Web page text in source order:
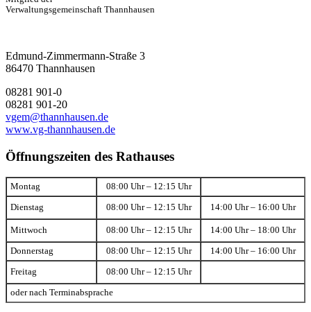
Verwaltungsgemeinschaft Thannhausen
Edmund-Zimmermann-Straße 3
86470 Thannhausen
08281 901-0
08281 901-20
vgem@thannhausen.de
www.vg-thannhausen.de
Öffnungszeiten des Rathauses
Montag 08:00 Uhr – 12:15 Uhr
Dienstag 08:00 Uhr – 12:15 Uhr 14:00 Uhr – 16:00 Uhr
Mittwoch 08:00 Uhr – 12:15 Uhr 14:00 Uhr – 18:00 Uhr
Donnerstag 08:00 Uhr – 12:15 Uhr 14:00 Uhr – 16:00 Uhr
Freitag 08:00 Uhr – 12:15 Uhr
oder nach Terminabsprache